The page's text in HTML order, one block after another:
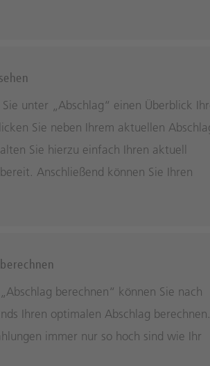
unter „Abschlag“ einen Überblick
Sie neben Ihrem aktuellen
Sie hierzu einfach Ihren aktuell
Anschließend können Sie Ihren
berechnen“ können Sie nach
Ihren optimalen Abschlag
immer nur so hoch sind wie Ihr